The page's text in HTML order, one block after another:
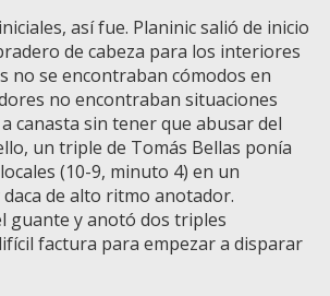
así fue. Planinic salió de inicio
de cabeza para los interiores
no se encontraban cómodos en
no encontraban situaciones
canasta sin tener que abusar del
un triple de Tomás Bellas ponía
(10-9, minuto 4) en un
de alto ritmo anotador.
guante y anotó dos triples
factura para empezar a disparar